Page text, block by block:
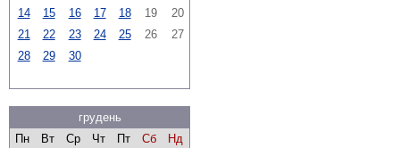
14
15 16 17 18 19
20
21
22 23 24 25 26
27
28
29 30
грудень
Пн
Вт Ср Чт Пт Сб
Нд